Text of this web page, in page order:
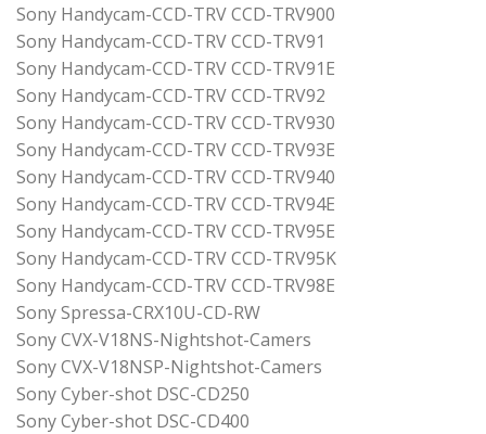
Sony Handycam-CCD-TRV CCD-TRV900
Sony Handycam-CCD-TRV CCD-TRV91
Sony Handycam-CCD-TRV CCD-TRV91E
Sony Handycam-CCD-TRV CCD-TRV92
Sony Handycam-CCD-TRV CCD-TRV930
Sony Handycam-CCD-TRV CCD-TRV93E
Sony Handycam-CCD-TRV CCD-TRV940
Sony Handycam-CCD-TRV CCD-TRV94E
Sony Handycam-CCD-TRV CCD-TRV95E
Sony Handycam-CCD-TRV CCD-TRV95K
Sony Handycam-CCD-TRV CCD-TRV98E
Sony Spressa-CRX10U-CD-RW
Sony CVX-V18NS-Nightshot-Camers
Sony CVX-V18NSP-Nightshot-Camers
Sony Cyber-shot DSC-CD250
Sony Cyber-shot DSC-CD400